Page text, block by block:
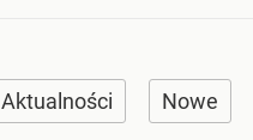
Aktualności Nowe